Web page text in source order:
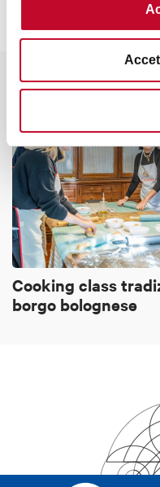
Stazione dei treni di
Potrebbe
Cooking class
borgo bolognese